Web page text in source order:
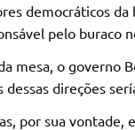
democráticos
pelo buraco
mesa, o governo
direções
por sua vontade,